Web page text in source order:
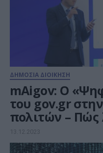
ΔΗΜΟΣΙΑ ΔΙΟΙΚΗΣΗ
mAigov: O
του gov.gr
πολιτών – Πώς
13.12.2023